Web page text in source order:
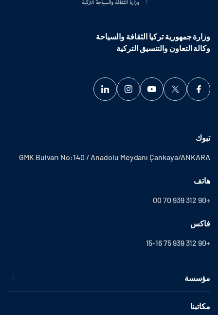
وزارة جمهورية تركيا الثقافة والسياحة
وكالة التعاون والتنسيق التركية
تبوك
GMK Bulvarı No:140 / Anadolu Meydanı Çankaya/ANKARA
هاتف
+90 312 939 70 00
فاكس
+90 312 939 75 15-16
مؤسسة
مكاتبنا